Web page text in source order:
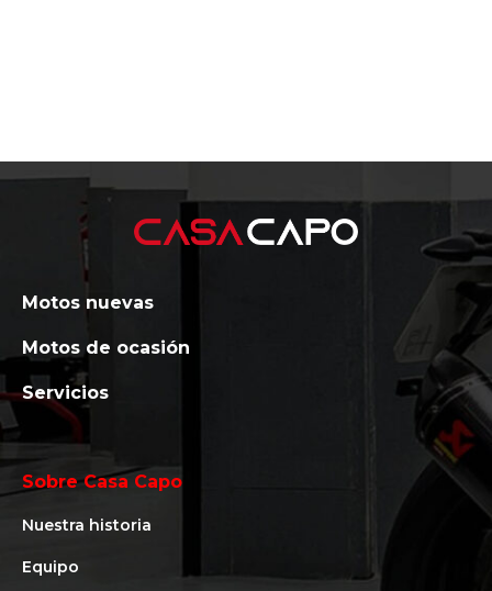
Motos nuevas
Motos de ocasión
Servicios
Sobre Casa Capo
Nuestra historia
Equipo